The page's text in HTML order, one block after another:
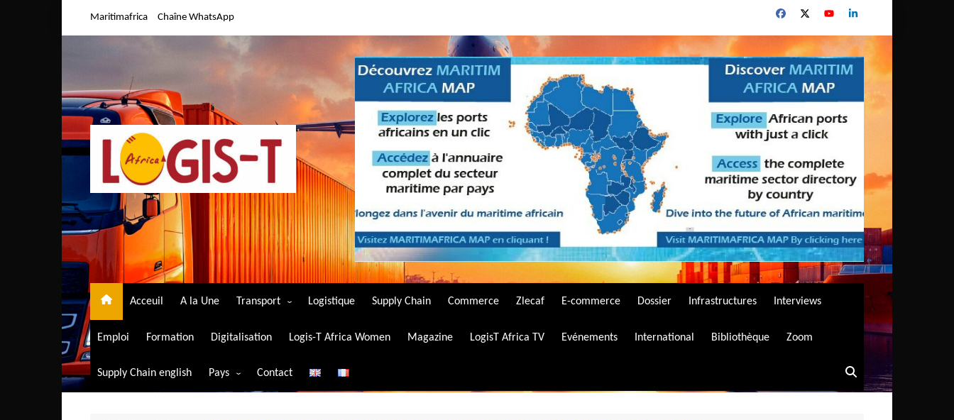
Maritimafrica Chaîne WhatsApp
Acceuil A la Une Transport
Transport aérien
Transport ferroviaire
Logistique Supply Chain Commerce Zlecaf E-commerce Dossier Infrastructures Interviews
Emploi Formation Digitalisation Logis-T Africa Women Magazine LogisT Africa TV Evénements International Bibliothèque Zoom
Supply Chain english Pays Contact